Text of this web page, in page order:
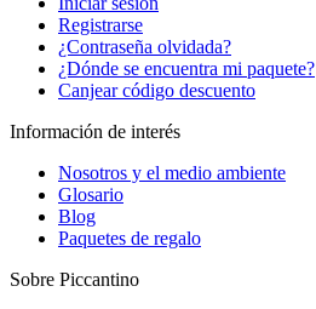
Registrarse
¿Contraseña olvidada?
¿Dónde se encuentra mi paquete?
Canjear código descuento
Información de interés
Nosotros y el medio ambiente
Glosario
Blog
Paquetes de regalo
Sobre Piccantino